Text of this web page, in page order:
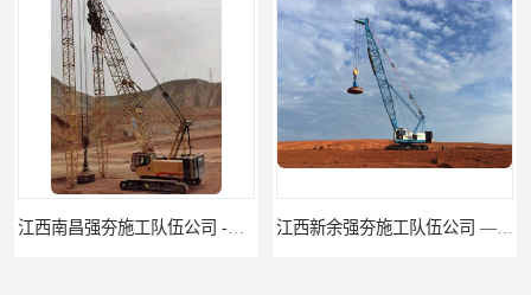
湖南强夯施工公司